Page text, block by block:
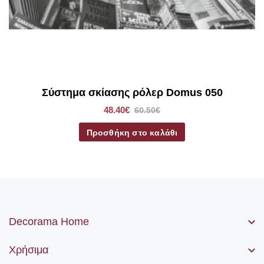
Σύστημα σκίασης ρόλερ Domus 050
48.40€ 60.50€
Προσθήκη στο καλάθι
Decorama Home
Χρήσιμα